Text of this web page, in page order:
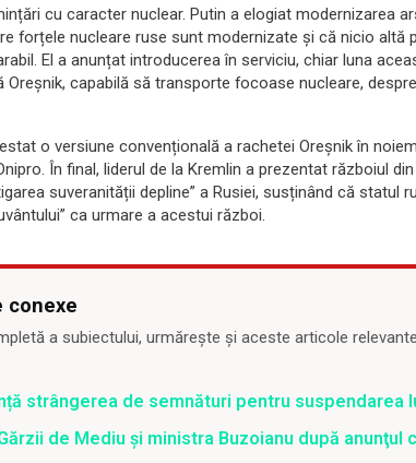
cu caracter nuclear. Putin a elogiat modernizarea
forțele nucleare ruse sunt modernizate și că nicio altă
El a anunțat introducerea în serviciu, chiar luna
Oreșnik, capabilă să transporte focoase nucleare,
o versiune convențională a rachetei Oreșnik în
În final, liderul de la Kremlin a prezentat războiul
suveranității depline” a Rusiei, susținând că statul
ca urmare a acestui război.
conexe
a subiectului, urmărește și aceste articole
strângerea de semnături pentru suspendarea
de Mediu şi ministra Buzoianu după anunţul